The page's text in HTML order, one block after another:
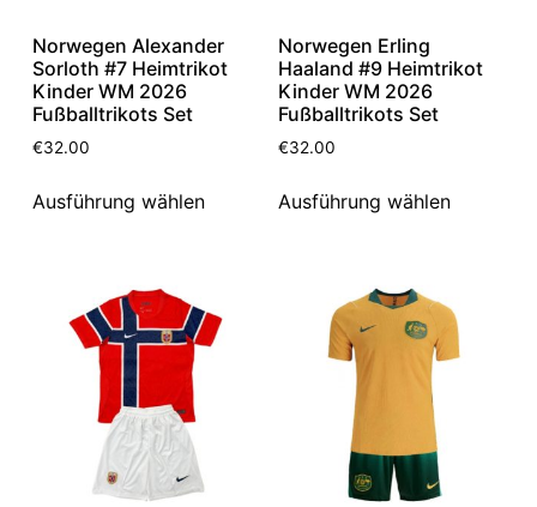
Norwegen Alexander
Sorloth #7 Heimtrikot
Kinder WM 2026
Fußballtrikots Set
€32.00
Ausführung wählen
Norwegen Erling
Haaland #9 Heimtrikot
Kinder WM 2026
Fußballtrikots Set
€32.00
Ausführung wählen